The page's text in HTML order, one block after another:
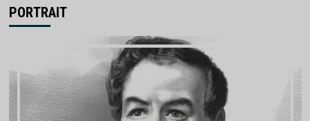
PORTRAIT